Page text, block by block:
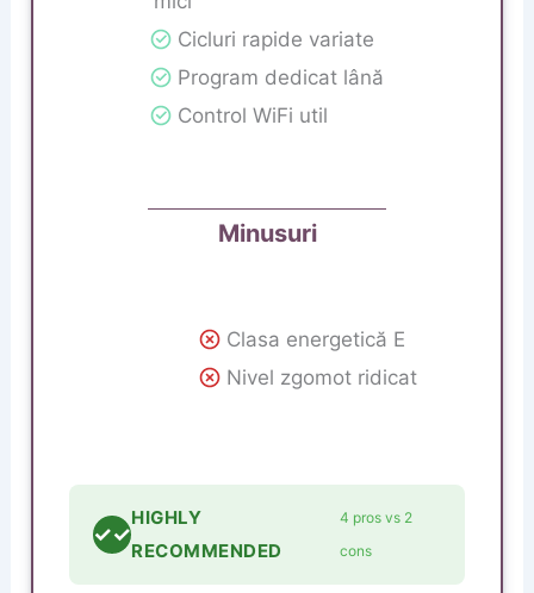
Cicluri rapide variate
Program dedicat lână
Control WiFi util
Minusuri
Clasa energetică E
Nivel zgomot ridicat
✓✓
HIGHLY
RECOMMENDED
4 pros vs 2
cons